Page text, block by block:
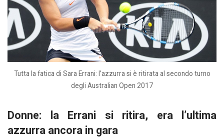
Tutta la fatica di Sara Errani: l’azzurra si è ritirata al secondo turno
degli Australian Open 2017
Donne: la Errani si ritira, era l’ultima
azzurra ancora in gara